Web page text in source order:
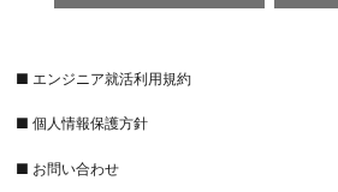
■ エンジニア就活利用規約
■ 個人情報保護方針
■ お問い合わせ